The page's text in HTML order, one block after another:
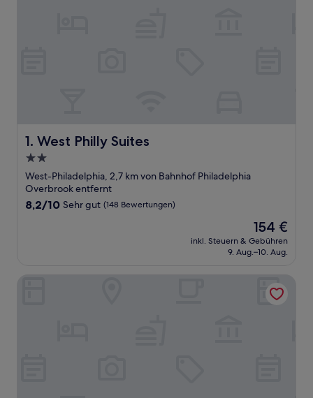
1. West Philly Suites
West Philly Suites
2.0-
Sterne-
Unterkunft
West-Philadelphia, 2,7 km von Bahnhof Philadelphia
Overbrook entfernt
8.2
Bewertungen)
8,2/10 Sehr gut (148 Bewertungen)
Der
Preis
beträgt
154 €
inkl. Steuern & Gebühren
9. Aug.–10. Aug.